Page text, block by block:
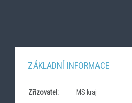
ZÁKLADNÍ INFORMACE
Zřizovatel:
MS kraj